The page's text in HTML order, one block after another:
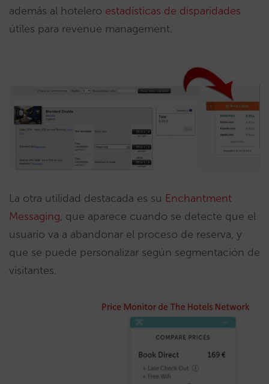
además al hotelero estadísticas de disparidades
útiles para revenue management.
La otra utilidad destacada es su Enchantment
Messaging, que aparece cuando se detecte que el
usuario va a abandonar el proceso de reserva, y
que se puede personalizar según segmentación de
visitantes.